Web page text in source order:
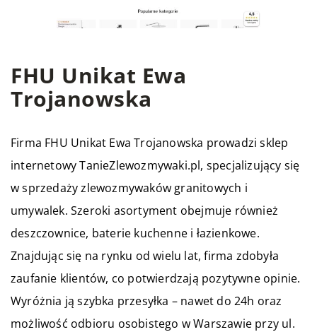
FHU Unikat Ewa
Trojanowska
Firma FHU Unikat Ewa Trojanowska prowadzi sklep
internetowy TanieZlewozmywaki.pl, specjalizujący się
w sprzedaży zlewozmywaków granitowych i
umywalek. Szeroki asortyment obejmuje również
deszczownice, baterie kuchenne i łazienkowe.
Znajdując się na rynku od wielu lat, firma zdobyła
zaufanie klientów, co potwierdzają pozytywne opinie.
Wyróżnia ją szybka przesyłka – nawet do 24h oraz
możliwość odbioru osobistego w Warszawie przy ul.